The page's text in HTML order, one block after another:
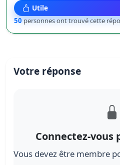
Utile
50personnes ont trouvé cette
Votre réponse
Connectez-vous
Vous devez être membre